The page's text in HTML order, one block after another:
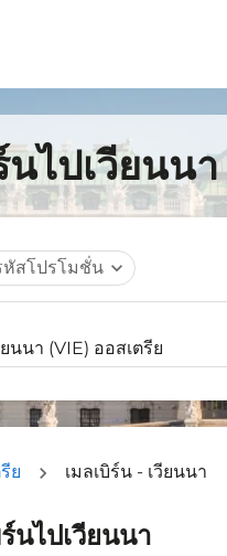
นไปเวียนน
หัสโปรโมชั่น expand_more
ย เมลเบิร์น - เวียนนา
นไปเวียนนา
ยทาง) หรือเลือกวันที่ด้านล่